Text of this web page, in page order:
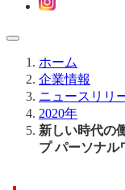
ホーム
企業情報
ニュースリリ
2020年
新しい時代の
プ パーソナル